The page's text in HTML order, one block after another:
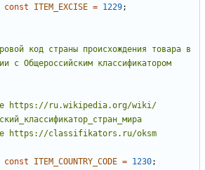
const ITEM_EXCISE = 1229;
с Общероссийским классификатором
const ITEM_COUNTRY_CODE = 1230;